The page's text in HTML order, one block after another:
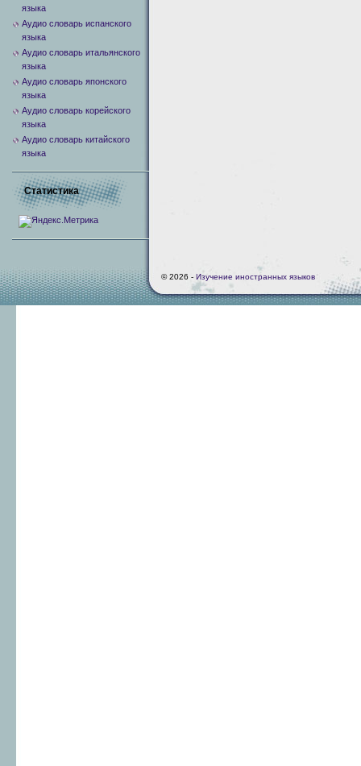
языка
Аудио словарь испанского
языка
Аудио словарь итальянского
языка
Аудио словарь японского
языка
Аудио словарь корейского
языка
Аудио словарь китайского
языка
Статистика
© 2026 - Изучение иностранных языков